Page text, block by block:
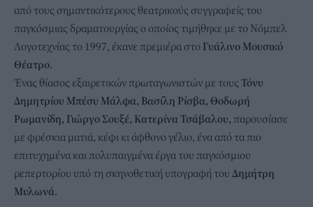
από τους σημαντικότερους θεατρικούς συγγραφείς του
παγκόσμιας δραματουργίας ο οποίος τιμήθηκε με το Νόμπελ
Λογοτεχνίας το 1997, έκανε πρεμιέρα στο Γυάλινο Μουσικό
Θέατρο.
Ένας θίασος εξαιρετικών πρωταγωνιστών με τους Τόνυ
Δημητρίου Μπέσυ Μάλφα, Βασίλη Ρίσβα, Θοδωρή
Ρωμανίδη, Γιώργο Σουξέ, Κατερίνα Τσάβαλου, παρουσίασε
με φρέσκια ματιά, κέφι κι άφθονο γέλιο, ένα από τα πιο
επιτυχημένα και πολυπαιγμένα έργα του παγκόσμιου
ρεπερτορίου υπό τη σκηνοθετική υπογραφή του Δημήτρη
Μυλωνά.